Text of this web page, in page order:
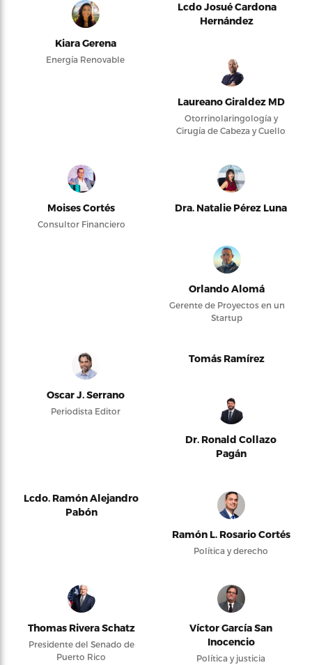
Kiara Gerena
Energía Renovable
Lcdo Josué Cardona
Hernández
Laureano Giraldez MD
Otorrinolaringología y
Cirugía de Cabeza y Cuello
Moises Cortés
Consultor Financiero
Dra. Natalie Pérez Luna
Orlando Alomá
Gerente de Proyectos en un
Startup
Oscar J. Serrano
Periodista Editor
Tomás Ramírez
Dr. Ronald Collazo
Pagán
Lcdo. Ramón Alejandro
Pabón
Ramón L. Rosario Cortés
Política y derecho
Thomas Rivera Schatz
Presidente del Senado de
Puerto Rico
Víctor García San
Inocencio
Política y justicia